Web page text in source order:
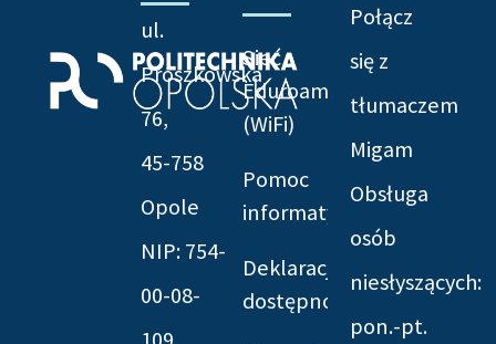
ul.
Prószkowska
76,
45-758
Opole
NIP: 754-
00-08-
Sieć
Eduroam
(WiFi)
Pomoc
informatyczna
Deklaracja
dostępności
Połącz
się z
tłumaczem
Migam
Obsługa
osób
niesłyszących:
pon.-pt.